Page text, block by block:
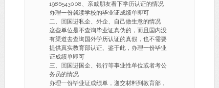
1986543008、亲戚朋友看下学历认证的情况
办理一份就读学校的毕业证成绩单即可
二、回国进私企、外企、自己做生意的情况
这些单位是不查询毕业证真伪的，而且国内没
有渠道去查询国外学历认证的真假，也不需要
提供真实教育部认证。鉴于此，办理一份毕业
证成绩单即可
三、回国进国企、银行等事业性单位或者考公
务员的情况
办理一份毕业证成绩单，递交材料到教育部，